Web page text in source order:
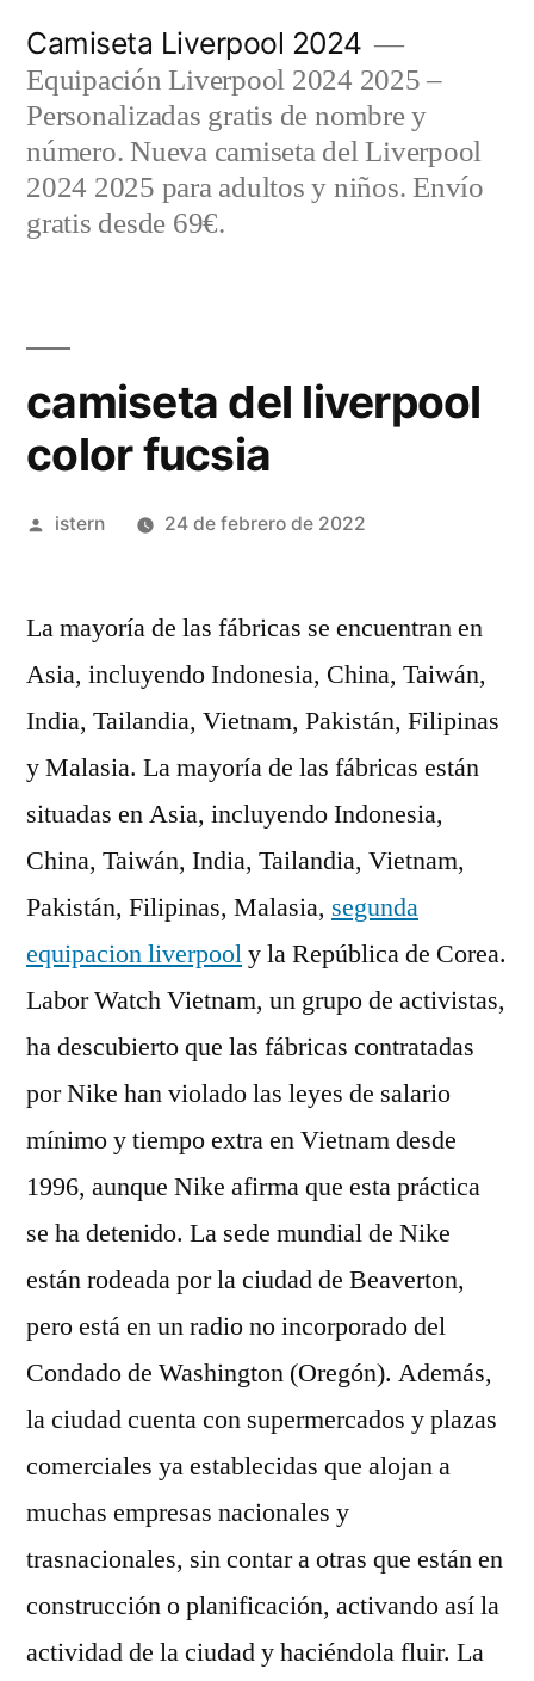
contenido
Camiseta Liverpool 2024
Equipación Liverpool 2024 2025 –
Personalizadas gratis de nombre y
número. Nueva camiseta del Liverpool
2024 2025 para adultos y niños. Envío
gratis desde 69€.
camiseta del liverpool
color fucsia
Publicado
istern 24 de febrero de 2022
La mayoría de las fábricas se encuentran en
Asia, incluyendo Indonesia, China, Taiwán,
India, Tailandia, Vietnam, Pakistán, Filipinas
y Malasia. La mayoría de las fábricas están
situadas en Asia, incluyendo Indonesia,
China, Taiwán, India, Tailandia, Vietnam,
Pakistán, Filipinas, Malasia, segunda
equipacion liverpooly la República de Corea.
Labor Watch Vietnam, un grupo de activistas,
ha descubierto que las fábricas contratadas
por Nike han violado las leyes de salario
mínimo y tiempo extra en Vietnam desde
1996, aunque Nike afirma que esta práctica
se ha detenido. La sede mundial de Nike
están rodeada por la ciudad de Beaverton,
pero está en un radio no incorporado del
Condado de Washington (Oregón). Además,
la ciudad cuenta con supermercados y plazas
comerciales ya establecidas que alojan a
muchas empresas nacionales y
trasnacionales, sin contar a otras que están en
construcción o planificación, activando así la
actividad de la ciudad y haciéndola fluir. La